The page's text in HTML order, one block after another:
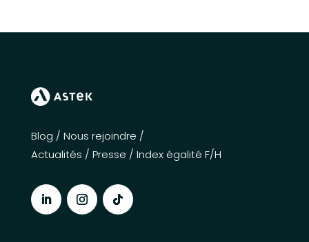
Blog / Nous rejoindre /
Actualités / Presse / Index égalité F/H